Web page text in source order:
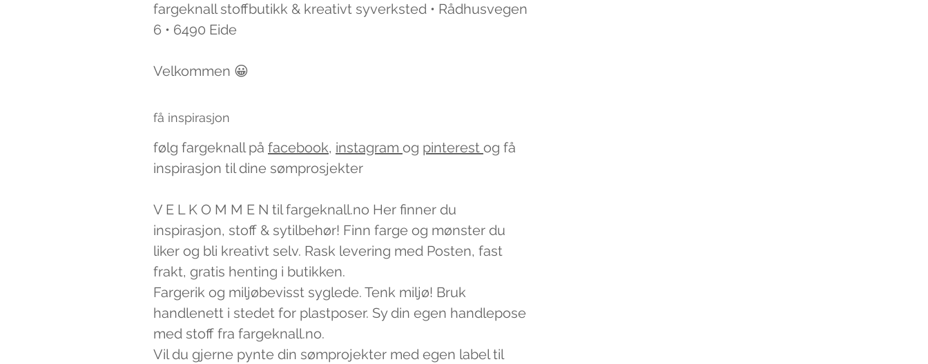
fargeknall stoffbutikk & kreativt syverksted • Rådhusvegen
6 • 6490 Eide
Velkommen 😀
få inspirasjon
følg fargeknall på facebook, instagram og pinterest og få
inspirasjon til dine sømprosjekter
V E L K O M M E N til fargeknall.no Her finner du
inspirasjon, stoff & sytilbehør! Finn farge og mønster du
liker og bli kreativt selv. Rask levering med Posten, fast
frakt, gratis henting i butikken.
Fargerik og miljøbevisst syglede. Tenk miljø! Bruk
handlenett i stedet for plastposer. Sy din egen handlepose
med stoff fra fargeknall.no.
Vil du gjerne pynte din sømprojekter med egen label til